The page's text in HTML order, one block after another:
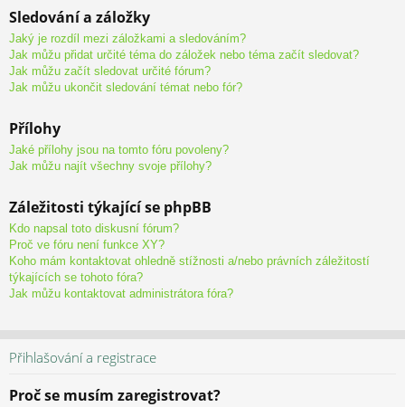
Sledování a záložky
Jaký je rozdíl mezi záložkami a sledováním?
Jak můžu přidat určité téma do záložek nebo téma začít sledovat?
Jak můžu začít sledovat určité fórum?
Jak můžu ukončit sledování témat nebo fór?
Přílohy
Jaké přílohy jsou na tomto fóru povoleny?
Jak můžu najít všechny svoje přílohy?
Záležitosti týkající se phpBB
Kdo napsal toto diskusní fórum?
Proč ve fóru není funkce XY?
Koho mám kontaktovat ohledně stížnosti a/nebo právních záležitostí
týkajících se tohoto fóra?
Jak můžu kontaktovat administrátora fóra?
Přihlašování a registrace
Proč se musím zaregistrovat?